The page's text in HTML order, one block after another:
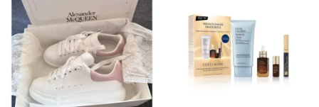
Loewe 兔年限定洋红色 Puzzle
£2600.00 购买
Chanel 洋红色粗花呢链条包